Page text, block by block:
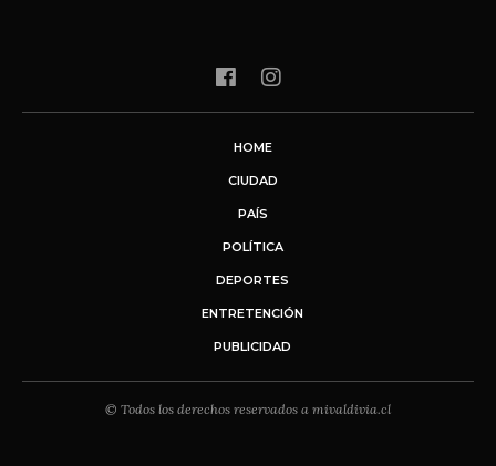
HOME
CIUDAD
PAÍS
POLÍTICA
DEPORTES
ENTRETENCIÓN
PUBLICIDAD
© Todos los derechos reservados a mivaldivia.cl